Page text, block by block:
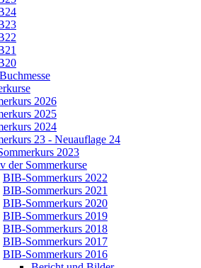
2026
2025
2024
23 - Neuauflage 24
2023
der Sommerkurse
BIB-Sommerkurs 2022
BIB-Sommerkurs 2021
BIB-Sommerkurs 2020
BIB-Sommerkurs 2019
BIB-Sommerkurs 2018
BIB-Sommerkurs 2017
BIB-Sommerkurs 2016